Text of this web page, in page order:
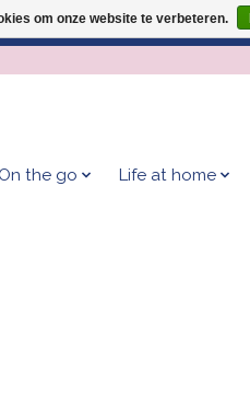
On the go Life at home
om onze website te verbeteren.
500+ baasjes fan van zijn!